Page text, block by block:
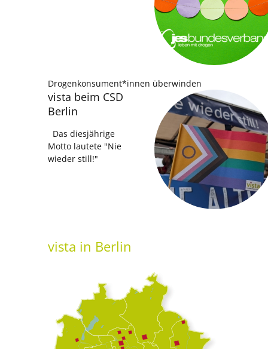
Drogenkonsument*innen überwinden
vista beim CSD
Berlin
Das diesjährige
Motto lautete "Nie
wieder still!"
vista in Berlin